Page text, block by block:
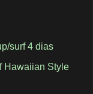
surf 4 dias
Hawaiian Style